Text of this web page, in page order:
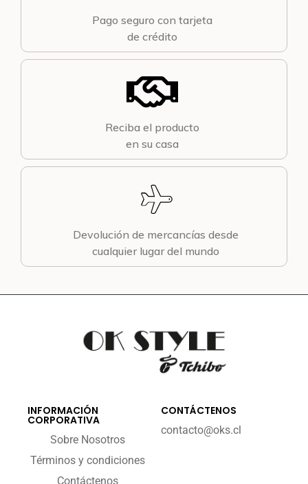
Pago seguro con tarjeta
de crédito
Reciba el producto
en su casa
Devolución de mercancías desde
cualquier lugar del mundo
INFORMACIÓN
CORPORATIVA
Sobre Nosotros
Términos y condiciones
Contáctenos
CONTÁCTENOS
contacto@oks.cl